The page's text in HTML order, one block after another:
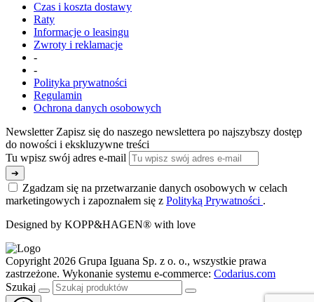
Czas i koszta dostawy
Raty
Informacje o leasingu
Zwroty i reklamacje
-
-
Polityka prywatności
Regulamin
Ochrona danych osobowych
Newsletter Zapisz się do naszego newslettera po najszybszy dostęp
do nowości i ekskluzywne treści
Tu wpisz swój adres e-mail
➔
Zgadzam się na przetwarzanie danych osobowych w celach
marketingowych i zapoznałem się z Polityką Prywatności .
Designed by KOPP&HAGEN® with love
Copyright 2026 Grupa Iguana Sp. z o. o., wszystkie prawa
zastrzeżone. Wykonanie systemu e-commerce: Codarius.com
Szukaj